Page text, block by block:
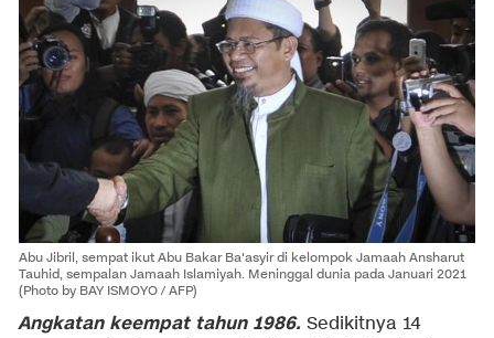
Abu Jibril, sempat ikut Abu Bakar Ba'asyir di kelompok Jamaah Ansharut
Tauhid, sempalan Jamaah Islamiyah. Meninggal dunia pada Januari 2021
(Photo by BAY ISMOYO / AFP)
Angkatan keempat tahun 1986. Sedikitnya 14